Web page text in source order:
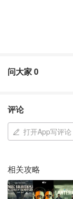
戳进入
大家进入主页里
问大家0
评论
打开App写评论
相关攻略